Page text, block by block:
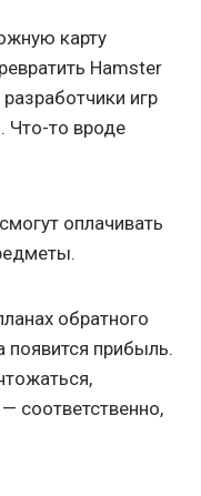
карту
Hamster
игр
Что-то вроде
оплачивать
обратного
появится прибыль.
соответственно,